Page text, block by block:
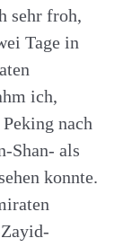
sehr froh,
Tage in
ich,
nach
Shan- als
konnte.